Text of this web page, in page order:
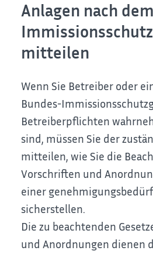
Anlagen nach dem
mitteilen
Wenn Sie Betreiber oder
Bundes-
Betreiberpflichten
sind, müssen Sie der
mitteilen, wie Sie die
Vorschriften und
einer
sicherstellen.
Die zu beachtenden
und Anordnungen dienen